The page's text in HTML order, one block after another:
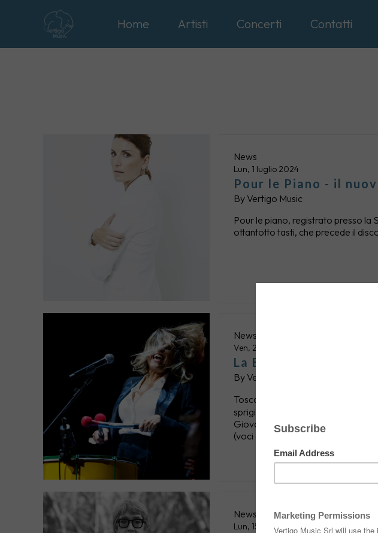
Home Artisti Concerti Contatti
News
Lun, 1 luglio 2024
Pour le Piano - il
By Vertigo Music
Pour le piano, registrato presso la
ottantotto tasti, che precede il
News
Ven, 24 maggio 2024
La Bella Estate - Il
By Vertigo Music
Tosca torna live la prossima
sprigionerà sul palco, portando in
Giovanna Famulari (cello, piano,
(voci e tamburi a cornice), Arabella
News
Lun, 15 aprile 2024